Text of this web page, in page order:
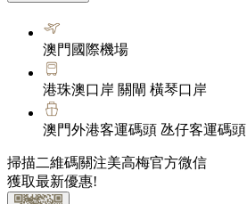
澳門國際機場
港珠澳口岸 關閘 橫琴口岸
澳門外港客運碼頭 氹仔客運碼頭
掃描二維碼關注美高梅官方微信
獲取最新優惠!